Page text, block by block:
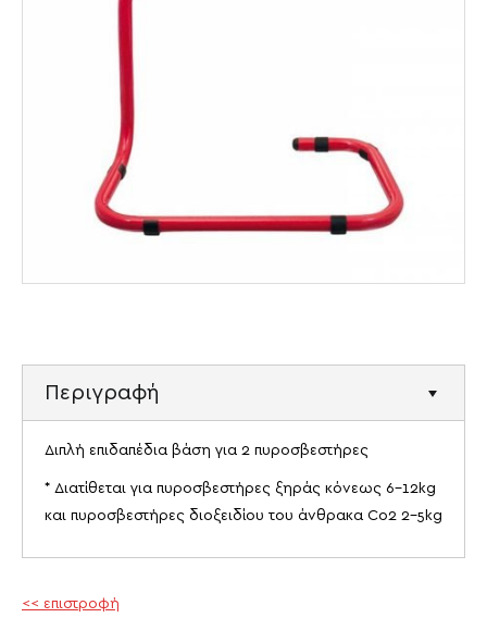
Περιγραφή
Διπλή επιδαπέδια βάση για 2 πυροσβεστήρες
* Διατίθεται για πυροσβεστήρες ξηράς κόνεως 6-12kg
και πυροσβεστήρες διοξειδίου του άνθρακα Co2 2-5kg
<< επιστροφή